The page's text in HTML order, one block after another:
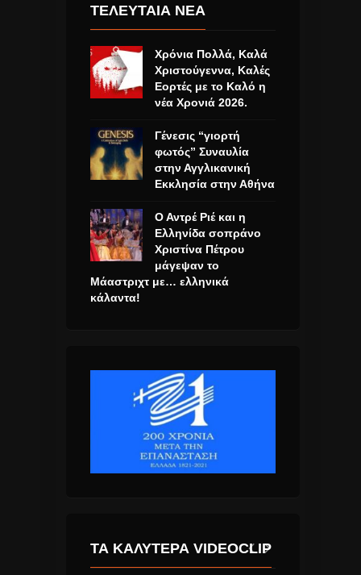
ΤΕΛΕΥΤΑΙΑ ΝΕΑ
Χρόνια Πολλά, Καλά
Χριστούγεννα, Καλές
Εορτές με το Καλό η
νέα Χρονιά 2026.
Γένεσις “γιορτή
φωτός” Συναυλία
στην Αγγλικανική
Εκκλησία στην Αθήνα
Ο Αντρέ Ριέ και η
Ελληνίδα σοπράνο
Χριστίνα Πέτρου
μάγεψαν το
Μάαστριχτ με… ελληνικά
κάλαντα!
ΤΑ ΚΑΛΎΤΕΡΑ VIDEOCLIP